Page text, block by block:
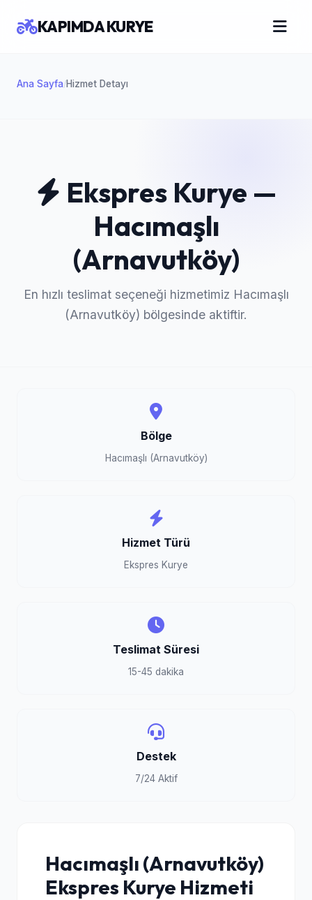
Ana Sayfa/Hizmet Detayı
KAPIMDA KURYE
Ekspres Kurye —
Hacımaşlı
(Arnavutköy)
En hızlı teslimat seçeneği hizmetimiz Hacımaşlı
(Arnavutköy) bölgesinde aktiftir.
Bölge
Hacımaşlı (Arnavutköy)
Hizmet Türü
Ekspres Kurye
Teslimat Süresi
15-45 dakika
Destek
7/24 Aktif
Hacımaşlı (Arnavutköy)
Ekspres Kurye Hizmeti